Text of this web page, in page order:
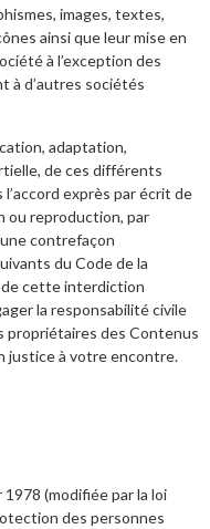
images, textes,
ainsi que leur mise en
à l’exception des
à d’autres sociétés
adaptation,
de ces différents
exprès par écrit de
ou reproduction, par
contrefaçon
du Code de la
cette interdiction
la responsabilité civile
propriétaires des Contenus
justice à votre encontre.
(modifiée par la loi
des personnes